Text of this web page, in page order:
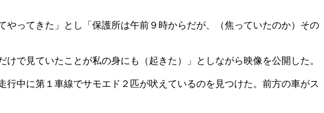
ってきた」とし「保護所は午前９時からだが、（焦っていたのか）その
で見ていたことが私の身にも（起きた）」としながら映像を公開した。
中に第１車線でサモエド２匹が吠えているのを見つけた。前方の車がス